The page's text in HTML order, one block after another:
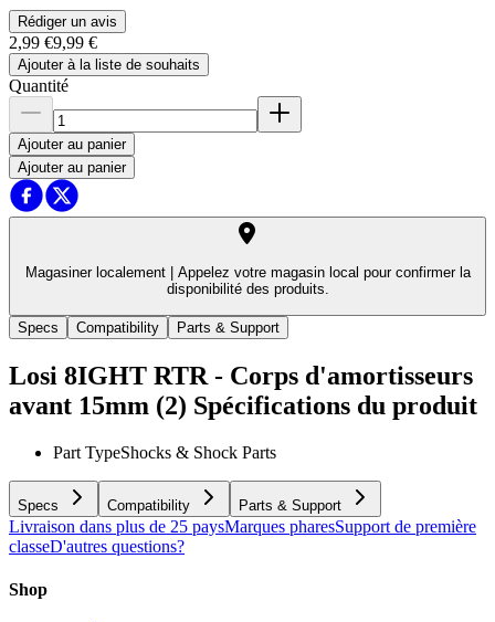
Rédiger un avis
2,99 €9,99 €
Ajouter à la liste de souhaits
Quantité
Ajouter au panier
Ajouter au panier
Magasiner localement |
Appelez votre magasin local pour confirmer la
disponibilité des produits.
Specs Compatibility Parts & Support
Losi 8IGHT RTR - Corps d'amortisseurs
avant 15mm (2) Spécifications du produit
Part TypeShocks & Shock Parts
Specs Compatibility Parts & Support
Livraison dans plus de 25 paysMarques pharesSupport de première
classeD'autres questions?
Shop